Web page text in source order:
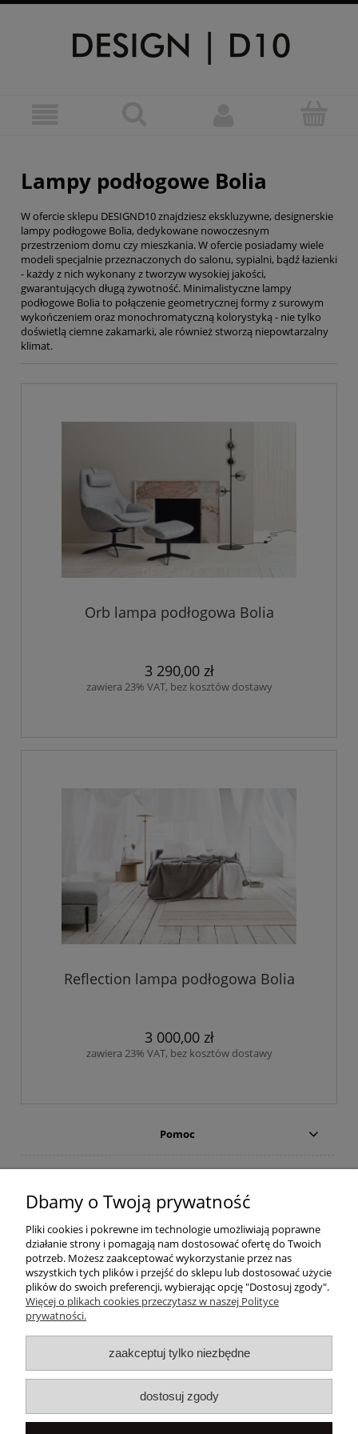
Lampy podłogowe Bolia
W ofercie sklepu DESIGND10 znajdziesz ekskluzywne, designerskie
lampy podłogowe Bolia, dedykowane nowoczesnym
przestrzeniom domu czy mieszkania. W ofercie posiadamy wiele
modeli specjalnie przeznaczonych do salonu, sypialni, bądź łazienki
- każdy z nich wykonany z tworzyw wysokiej jakości,
gwarantujących długą żywotność. Minimalistyczne lampy
podłogowe Bolia to połączenie geometrycznej formy z surowym
wykończeniem oraz monochromatyczną kolorystyką - nie tylko
doświetlą ciemne zakamarki, ale również stworzą niepowtarzalny
klimat.
Orb lampa podłogowa Bolia
3 290,00 zł
zawiera 23% VAT, bez kosztów dostawy
Reflection lampa podłogowa Bolia
3 000,00 zł
zawiera 23% VAT, bez kosztów dostawy
Pomoc
Moje konto
Płatności i dostawa
Informacje
O nas
Popularne
Dbamy o Twoją prywatność
Pliki cookies i pokrewne im technologie umożliwiają poprawne
działanie strony i pomagają nam dostosować ofertę do Twoich
potrzeb. Możesz zaakceptować wykorzystanie przez nas
wszystkich tych plików i przejść do sklepu lub dostosować użycie
plików do swoich preferencji, wybierając opcję "Dostosuj zgody".
Więcej o plikach cookies przeczytasz w naszej Polityce
prywatności.
zaakceptuj tylko niezbędne
dostosuj zgody